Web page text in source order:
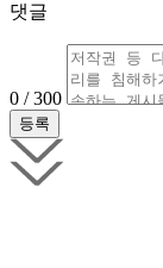
댓글
0 / 300